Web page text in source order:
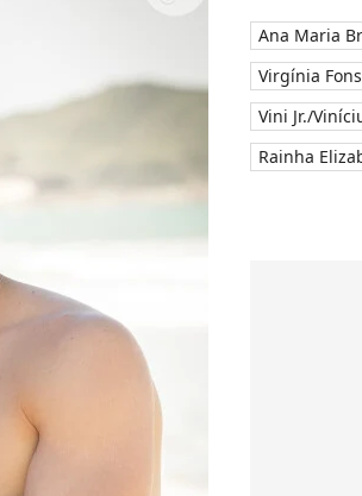
Ana Maria
Virgínia
Vini Jr./
Rainha